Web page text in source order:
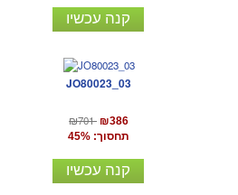
קנה עכשיו
JO80023_03
₪701 ₪386
תחסוך: 45%
קנה עכשיו